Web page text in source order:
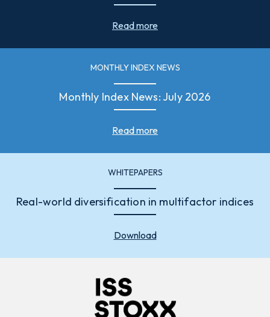
Read more
MONTHLY INDEX NEWS
Monthly Index News: July 2026
Read more
WHITEPAPERS
Real-world diversification in multifactor indices
Download